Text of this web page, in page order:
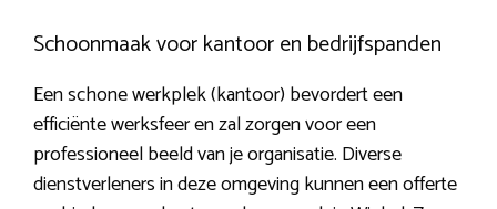
Schoonmaak voor kantoor en bedrijfspanden
Een schone werkplek (kantoor) bevordert een
efficiënte werksfeer en zal zorgen voor een
professioneel beeld van je organisatie. Diverse
dienstverleners in deze omgeving kunnen een offerte